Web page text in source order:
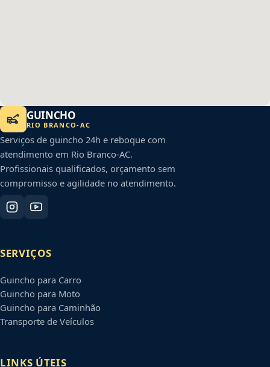
GUINCHO
RIO BRANCO-AC
Serviços de guincho 24h e reboque com
atendimento em Rio Branco-AC.
Profissionais qualificados, orçamento sem
compromisso e agilidade no atendimento.
SERVIÇOS
Guincho para Carro
Guincho para Moto
Guincho para Caminhão
Transporte de Veículos
LINKS ÚTEIS